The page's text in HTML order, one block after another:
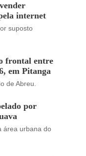
internet
suposto
frontal entre
em Pitanga
de Abreu.
por
área urbana do